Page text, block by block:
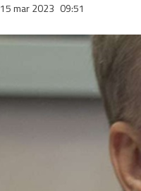
15 mar 2023 09:51